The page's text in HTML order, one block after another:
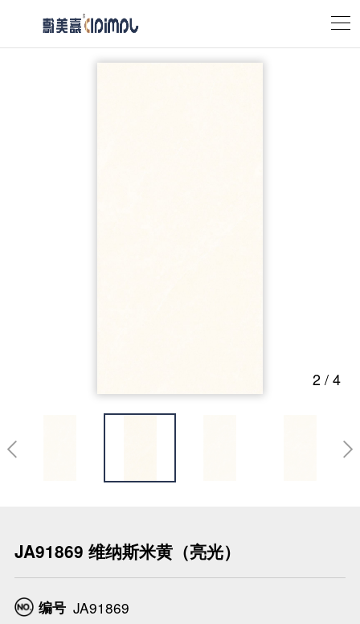
2 /4
 
JA91869 维纳斯米黄（亮光）
编号 JA91869